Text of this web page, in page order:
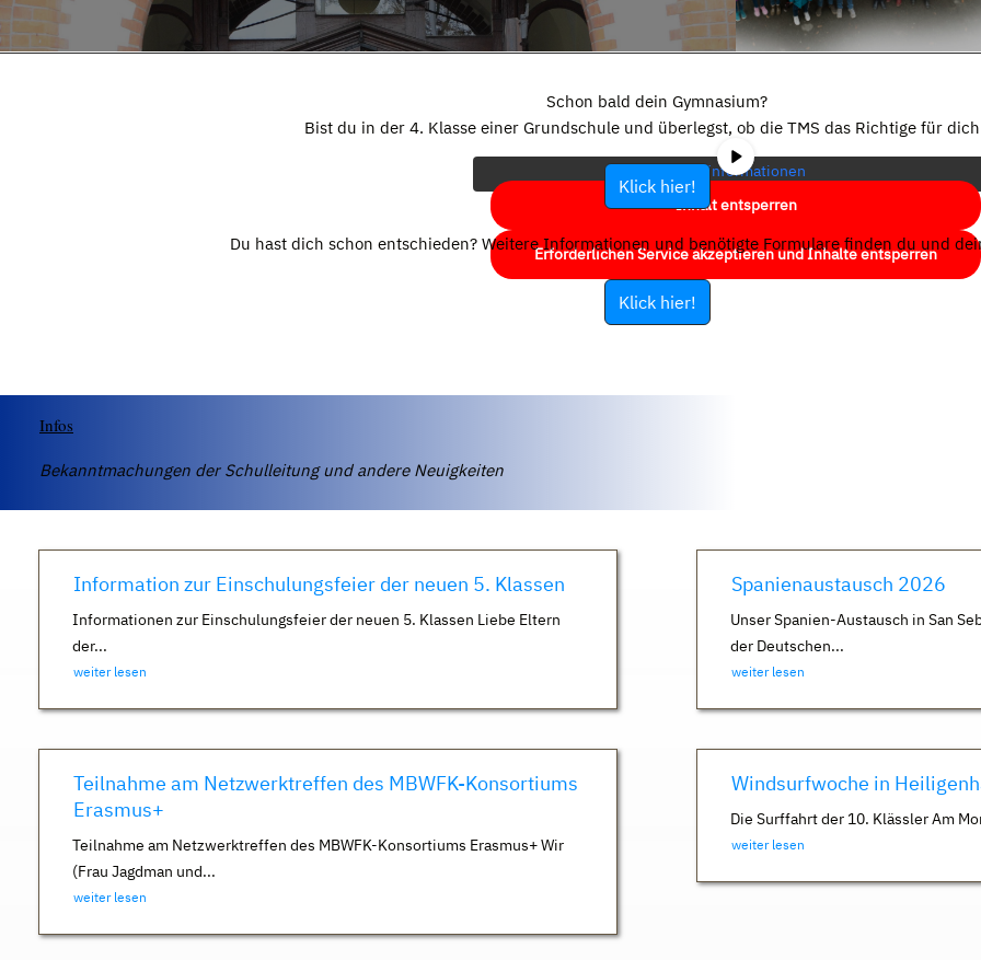
eigentlichen Inhalt zuzugreifen, klicken Sie auf die Schaltfläche unten.
Bitte beachten Sie, dass dabei Daten an Drittanbieter weitergegeben
werden.
Mehr Informationen
Inhalt entsperren
Erforderlichen Service akzeptieren und Inhalte entsperren
Schon bald dein Gymnasium?
Bist du in der 4. Klasse einer Grundschule und überlegst, ob die TMS das Richtige für
Klick hier!
Du hast dich schon entschieden? Weitere Informationen und benötigte Formulare finden du und
Klick hier!
Infos
Bekanntmachungen der Schulleitung und andere Neuigkeiten
Information zur Einschulungsfeier der neuen 5. Klassen
Informationen zur Einschulungsfeier der neuen 5. Klassen Liebe Eltern
der...
weiter lesen
Spanienaustausch 2026
Unser Spanien-Austausch in San
der Deutschen...
weiter lesen
Teilnahme am Netzwerktreffen des MBWFK-Konsortiums
Erasmus+
Teilnahme am Netzwerktreffen des MBWFK-Konsortiums Erasmus+ Wir
(Frau Jagdman und...
weiter lesen
Windsurfwoche in
Die Surffahrt der 10. Klässler Am
weiter lesen